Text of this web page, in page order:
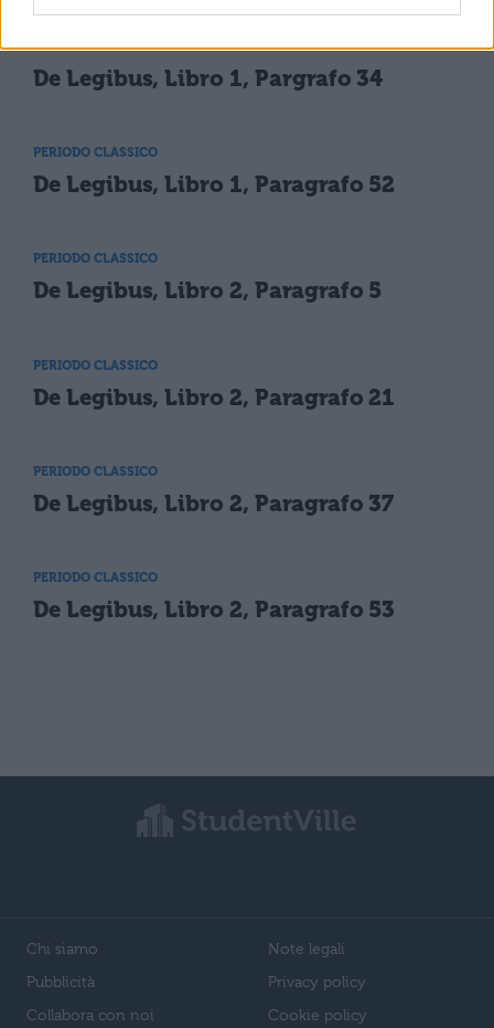
PERIODO CLASSICO
De Legibus, Libro 1, Pargrafo 34
PERIODO CLASSICO
De Legibus, Libro 1, Paragrafo 52
PERIODO CLASSICO
De Legibus, Libro 2, Paragrafo 5
PERIODO CLASSICO
De Legibus, Libro 2, Paragrafo 21
PERIODO CLASSICO
De Legibus, Libro 2, Paragrafo 37
PERIODO CLASSICO
De Legibus, Libro 2, Paragrafo 53
Chi siamo
Pubblicità
Collabora con noi
Note legali
Privacy policy
Cookie policy